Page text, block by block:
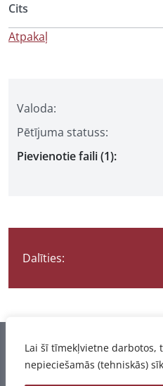
Lai šī tīmekļvietne darbotos,
nepieciešamās (tehniskās)
Valoda:
Pētījuma statuss:
Pievienotie faili (1):
Dalīties:
Cits
Atpakaļ
Informācija pēdējo reizi